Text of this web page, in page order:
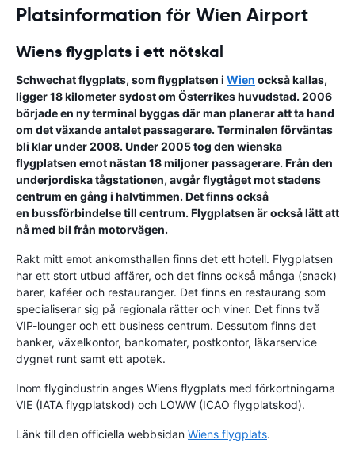
Platsinformation för Wien Airport
Wiens flygplats i ett nötskal
Schwechat flygplats, som flygplatsen i Wien också kallas,
ligger 18 kilometer sydost om Österrikes huvudstad. 2006
började en ny terminal byggas där man planerar att ta hand
om det växande antalet passagerare. Terminalen förväntas
bli klar under 2008. Under 2005 tog den wienska
flygplatsen emot nästan 18 miljoner passagerare. Från den
underjordiska tågstationen, avgår flygtåget mot stadens
centrum en gång i halvtimmen. Det finns också
en bussförbindelse till centrum. Flygplatsen är också lätt att
nå med bil från motorvägen.
Rakt mitt emot ankomsthallen finns det ett hotell. Flygplatsen
har ett stort utbud affärer, och det finns också många (snack)
barer, kaféer och restauranger. Det finns en restaurang som
specialiserar sig på regionala rätter och viner. Det finns två
VIP-lounger och ett business centrum. Dessutom finns det
banker, växelkontor, bankomater, postkontor, läkarservice
dygnet runt samt ett apotek.
Inom flygindustrin anges Wiens flygplats med förkortningarna
VIE (IATA flygplatskod) och LOWW (ICAO flygplatskod).
Länk till den officiella webbsidan Wiens flygplats.